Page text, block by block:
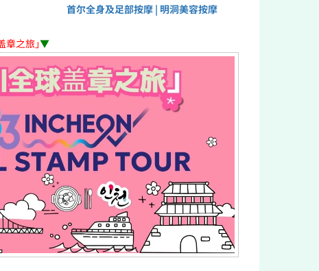
首尔全身及足部按摩 | 明洞美容按摩
之旅」▼